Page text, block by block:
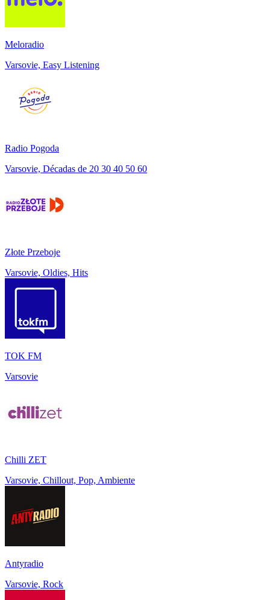
Meloradio
Varsovie, Easy Listening
Radio Pogoda
Varsovie, Décadas de 20 30 40 50 60
Złote Przeboje
Varsovie, Oldies, Hits
TOK FM
Varsovie
Chilli ZET
Varsovie, Chillout, Pop, Ambiente
Antyradio
Varsovie, Rock